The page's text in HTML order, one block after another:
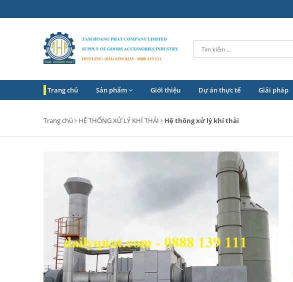
Trang chủ Sản phẩm Giới thiệu Dự án thực tế Giải pháp
Trang chủ HỆ THỐNG XỬ LÝ KHÍ THẢI Hệ thống xử lý khí thải